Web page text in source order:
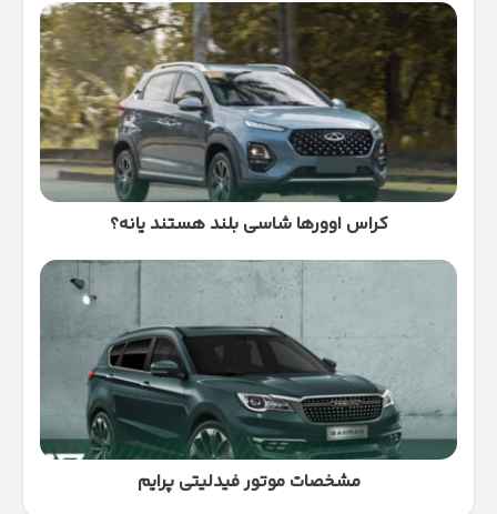
کراس
اوورها
شاسی
بلند
هستند
یانه؟
کراس اوورها شاسی بلند هستند یانه؟
مشخصات
مشخصات موتور فیدلیتی پرایم